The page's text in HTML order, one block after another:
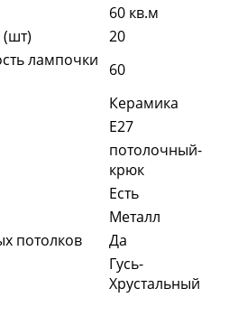
60 кв.м
(шт)
20
лампочки
60
Керамика
E27
потолочный-
крюк
Есть
Металл
потолков
Да
Гусь-
Хрустальный